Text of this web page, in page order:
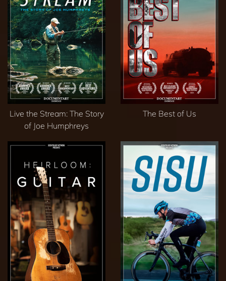
Live the Stream: The Story
of Joe Humphreys
The Best of Us